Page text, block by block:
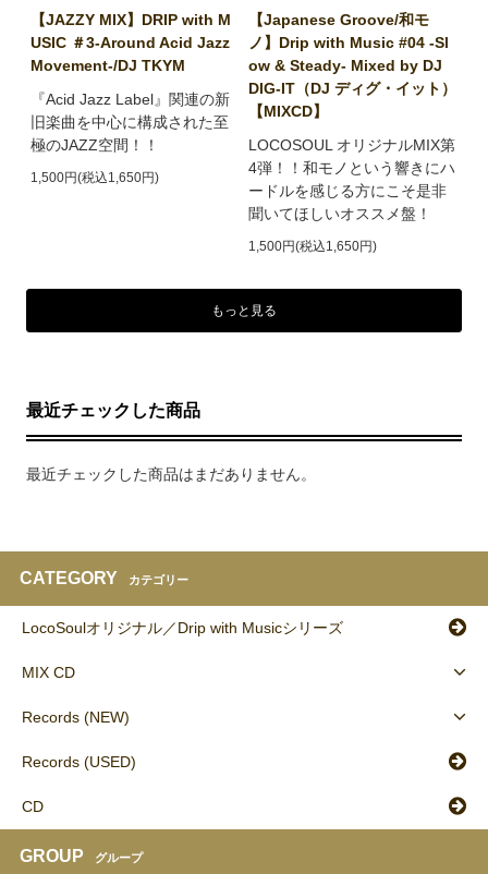
【JAZZY MIX】DRIP with M
USIC ＃3-Around Acid Jazz
Movement-/DJ TKYM
『Acid Jazz Label』関連の新
旧楽曲を中心に構成された至
極のJAZZ空間！！
1,500円(税込1,650円)
【Japanese Groove/和モ
ノ】Drip with Music #04 -Sl
ow & Steady- Mixed by DJ
DIG-IT（DJ ディグ・イット）
【MIXCD】
LOCOSOUL オリジナルMIX第
4弾！！和モノという響きにハ
ードルを感じる方にこそ是非
聞いてほしいオススメ盤！
1,500円(税込1,650円)
もっと見る
最近チェックした商品
最近チェックした商品はまだありません。
CATEGORY カテゴリー
LocoSoulオリジナル／Drip with Musicシリーズ
MIX CD
Records (NEW)
Records (USED)
CD
GROUP グループ